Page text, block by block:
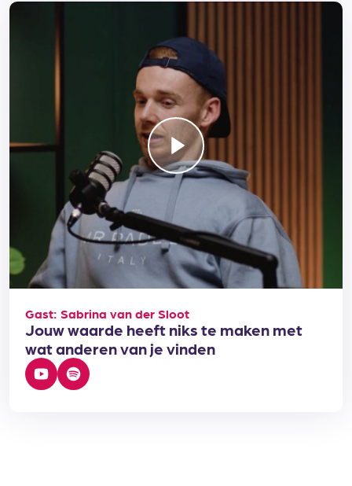
Gast: Sabrina van der Sloot
Jouw waarde heeft niks te maken met
wat anderen van je vinden